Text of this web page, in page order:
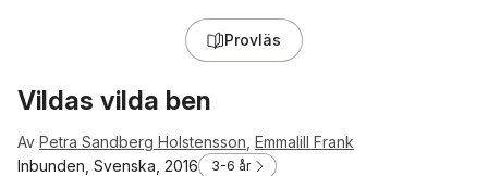
Provläs
Vildas vilda ben
Av Petra Sandberg Holstensson Emmalill Frank
Inbunden, Svenska, 2016
3-6 år